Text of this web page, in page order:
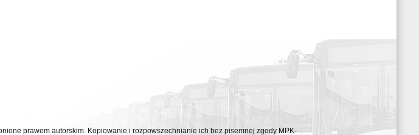
prawem autorskim. Kopiowanie i rozpowszechnianie ich bez pisemnej zgody MPK-